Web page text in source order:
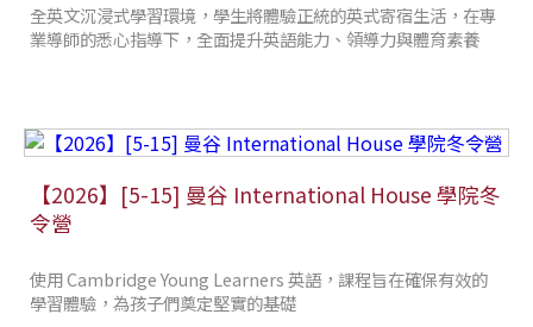
全英文沉浸式學習環境，學生將體驗正統的英式寄宿生活，在專
業導師的悉心指導下，全面提升英語能力、領導力與體育素養
【2026】[5-15] 曼谷 International House 學院冬
令營
使用 Cambridge Young Learners 英語，課程旨在確保有效的
學習體驗，為孩子們奠定堅實的基礎